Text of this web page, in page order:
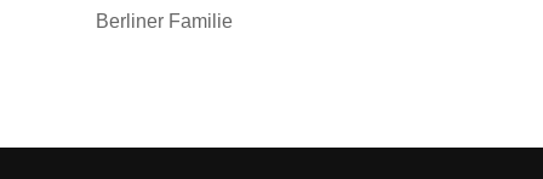
Berliner Familie